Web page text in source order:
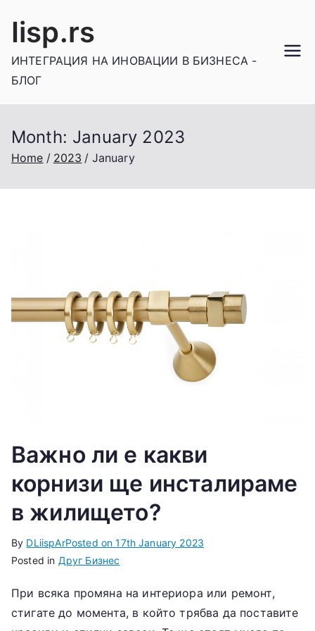
Iisp.rs
ИНТЕГРАЦИЯ НА ИНОВАЦИИ В БИЗНЕСА -
БЛОГ
Month: January 2023
Home 2023 January
Важно ли е какви
корнизи ще инсталираме
в жилището?
By DLiispArPosted on17th January 2023
Posted in Друг Бизнес
При всяка промяна на интериора или ремонт,
стигате до момента, в който трябва да поставите